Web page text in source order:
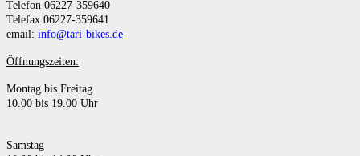
Telefon 06227-359640
Telefax 06227-359641
email: info@tari-bikes.de
Öffnungszeiten:
Montag bis Freitag
10.00 bis 19.00 Uhr
Samstag